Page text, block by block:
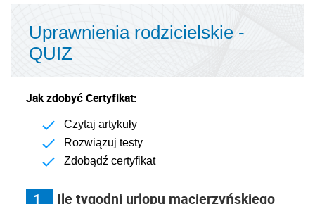
Uprawnienia rodzicielskie -
QUIZ
Jak zdobyć Certyfikat:
Czytaj artykuły
Rozwiązuj testy
Zdobądź certyfikat
1
Ile tygodni urlopu macierzyńskiego